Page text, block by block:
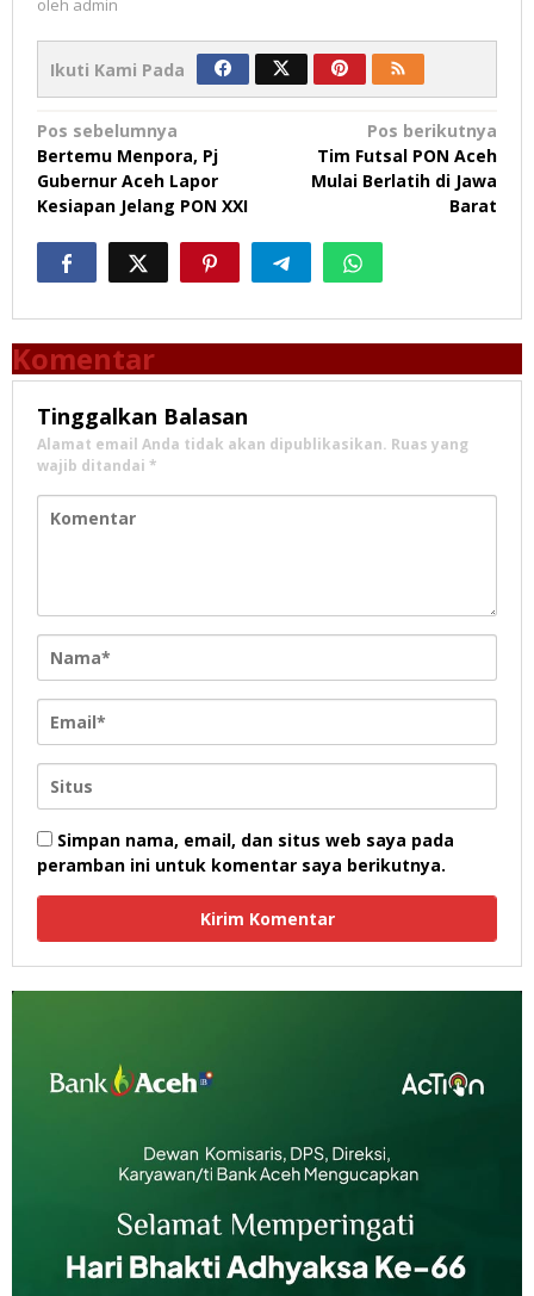
oleh admin
Ikuti Kami Pada
Navigasi
pos
Pos sebelumnya
Bertemu Menpora, Pj
Gubernur Aceh Lapor
Kesiapan Jelang PON XXI
Pos berikutnya
Tim Futsal PON Aceh
Mulai Berlatih di Jawa
Barat
Komentar
Tinggalkan Balasan
Alamat email Anda tidak akan dipublikasikan. Ruas yang
wajib ditandai *
Simpan nama, email, dan situs web saya pada
peramban ini untuk komentar saya berikutnya.